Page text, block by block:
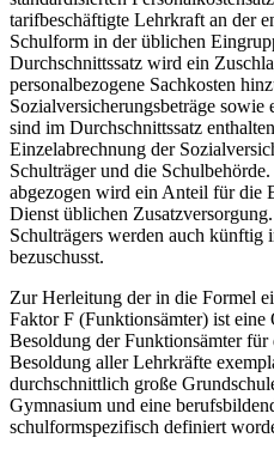
tarifbeschäftigte Lehrkraft an der
Schulform in der üblichen
Durchschnittssatz wird ein
personalbezogene Sachkosten
Sozialversicherungsbeträge sowie
sind im Durchschnittssatz
Einzelabrechnung der
Schulträger und die
abgezogen wird ein Anteil für die
Dienst üblichen
Schulträgers werden auch künftig
bezuschusst.
Zur Herleitung der in die Formel
Faktor F (Funktionsämter) ist
Besoldung der Funktionsämter
Besoldung aller Lehrkräfte
durchschnittlich große
Gymnasium und eine
schulformspezifisch definiert